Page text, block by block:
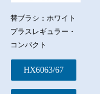
替ブラシ：ホワイト
プラスレギュラー・
コンパクト
HX6063/67